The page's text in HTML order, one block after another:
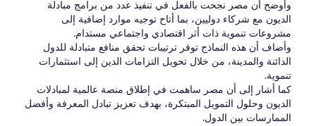
وأوضح أن مصر نجحت بالفعل في تنفيذ عدد من برامج مبادلة
الديون مع شركاء دوليين، بما أتاح توجيه موارد إضافية إلى
مشروعات تنموية ذات أثر اقتصادي واجتماعي مستدام.
وأضاف أن هذه النماذج توفر ترتيبات تحقق منافع متبادلة للدول
الدائنة والمدينة، من خلال تحويل التزامات الدين إلى استثمارات
تنموية.
كما أشار إلى أن مصر ساهمت في إطلاق منصة عالمية لمبادلات
الديون وحلول التمويل المبتكرة، بهدف تعزيز تبادل المعرفة وأفضل
الممارسات بين الدول.